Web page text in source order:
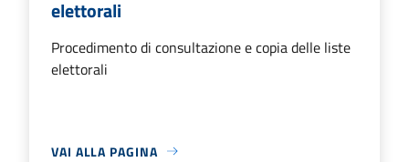
elettorali
Procedimento di consultazione e copia delle liste
elettorali
VAI ALLA PAGINA